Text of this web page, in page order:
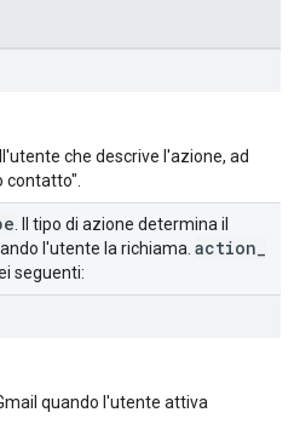
che descrive l'azione, ad
contatto".
. Il tipo di azione determina il
l'utente la richiama. action
seguenti:
quando l'utente attiva